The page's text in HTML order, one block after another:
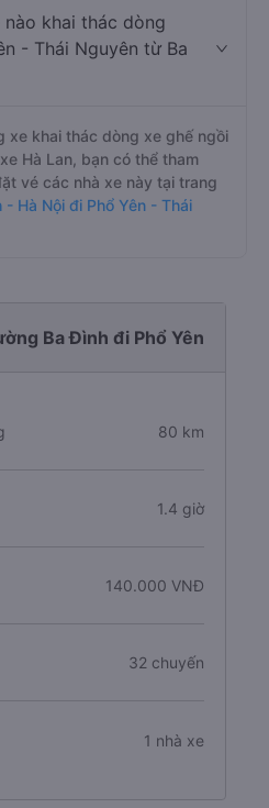
nào khai thác dòng
- Thái Nguyên từ Ba
xe khai thác dòng xe ghế ngồi
Hà Lan, bạn có thể tham
vé các nhà xe này tại trang
Hà Nội đi Phổ Yên - Thái
Ba Đình đi Phổ Yên
80 km
1.4 giờ
140.000 VNĐ
32 chuyến
1 nhà xe